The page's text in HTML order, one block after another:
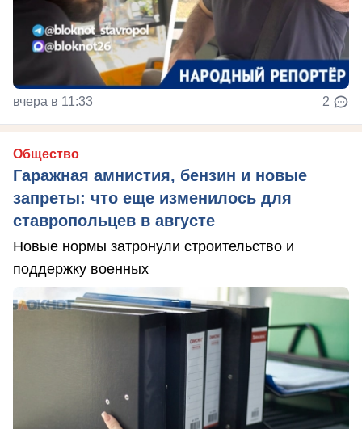
вчера в 11:33 2
Общество
Гаражная амнистия, бензин и новые
запреты: что еще изменилось для
ставропольцев в августе
Новые нормы затронули строительство и
поддержку военных